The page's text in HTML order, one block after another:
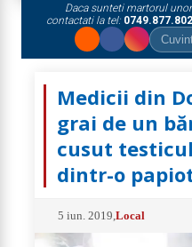
Daca sunteti martorul
contactati la tel: 0749.877.802
Medicii din
grai de un
cusut
dintr-o
5 iun. 2019 ,Local